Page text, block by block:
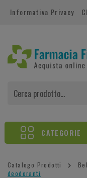
Informativa Privacy
CATEGORIE
Catalogo Prodotti
deodoranti